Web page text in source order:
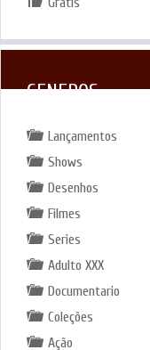
GENEROS
Lançamentos
Shows
Desenhos
Filmes
Series
Adulto XXX
Documentario
Coleções
Ação